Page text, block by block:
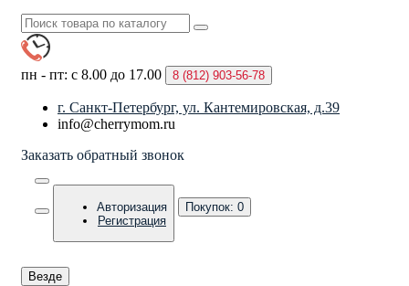
пн - пт: с 8.00 до 17.00 8 (812) 903-56-78
г. Санкт-Петербург, ул. Кантемировская, д.39
info@cherrymom.ru
Заказать обратный звонок
Авторизация
Регистрация
Покупок: 0
Везде